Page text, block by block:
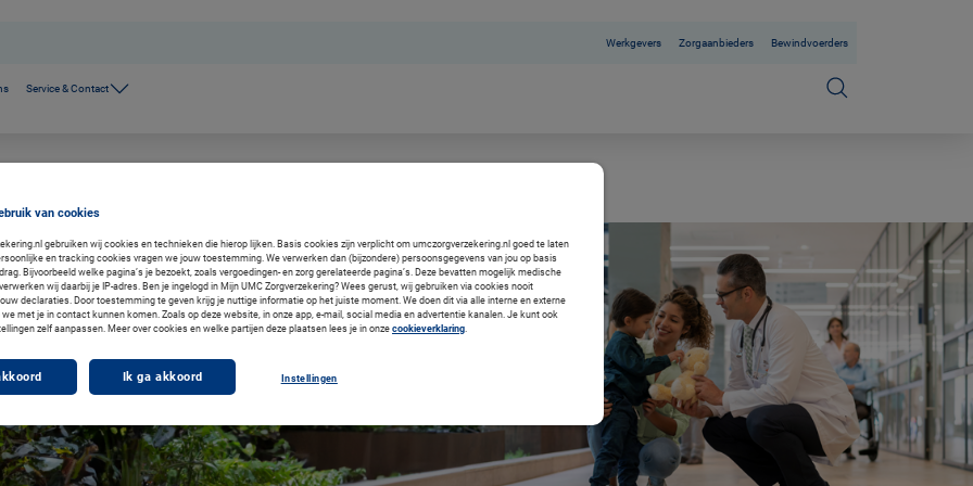
Werkgevers Zorgaanbieders Bewindvoerders
Service & Contact
van cookies
gebruiken wij cookies en technieken die hierop lijken. Basis cookies zijn verplicht om umczorgverzekering.nl goed te laten
en tracking cookies vragen we jouw toestemming. We verwerken dan (bijzondere) persoonsgegevens van jou op basis
Bijvoorbeeld welke pagina’s je bezoekt, zoals vergoedingen- en zorg gerelateerde pagina’s. Deze bevatten mogelijk medische
wij daarbij je IP-adres. Ben je ingelogd in Mijn UMC Zorgverzekering? Wees gerust, wij gebruiken via cookies nooit
declaraties. Door toestemming te geven krijg je nuttige informatie op het juiste moment. We doen dit via alle interne en externe
met je in contact kunnen komen. Zoals op deze website, in onze app, e-mail, social media en advertentie kanalen. Je kunt ook
zelf aanpassen. Meer over cookies en welke partijen deze plaatsen lees je in onze cookieverklaring.
Instellingen
Ik ga akkoord